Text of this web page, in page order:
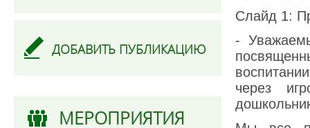
ДОБАВИТЬ ПУБЛИКАЦИЮ
МЕРОПРИЯТИЯ
Слайд 1:
-
через